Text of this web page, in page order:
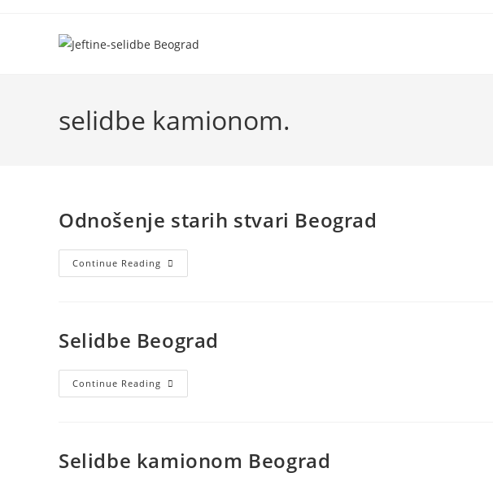
selidbe kamionom.
Odnošenje starih stvari Beograd
Continue Reading
Selidbe Beograd
Continue Reading
Selidbe kamionom Beograd